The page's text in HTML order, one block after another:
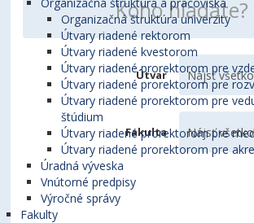
Organizačná štruktúra univerzity
Útvary riadené rektorom
Útvary riadené kvestorom
Útvary riadené prorektorom pre
Útvary riadené prorektorom pre
Útvary riadené prorektorom pre
štúdium
Útvary riadené prorektorom pre
Útvary riadené prorektorom pre
Úradná výveska
Vnútorné predpisy
Výročné správy
Fakulty
Útvar
Fakulta